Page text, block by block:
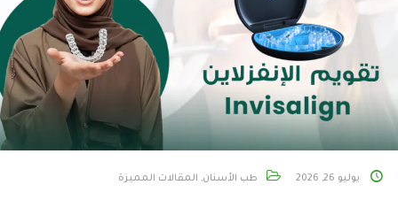
يوليو 26, 2026 طب الأسنان, المقالات المميزة